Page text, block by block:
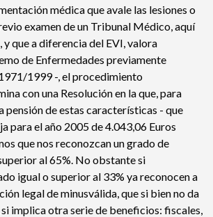
médica que avale las lesiones o
examen de un Tribunal Médico, aquí
y que a diferencia del EVI, valora
de Enfermedades previamente
1999 -, el procedimiento
con una Resolución en la que, para
pensión de estas características - que
para el año 2005 de 4.043,06 Euros
que nos reconozcan un grado de
al 65%. No obstante si
igual o superior al 33% ya reconocen a
legal de minusválida, que si bien no da
implica otra serie de beneficios: fiscales,